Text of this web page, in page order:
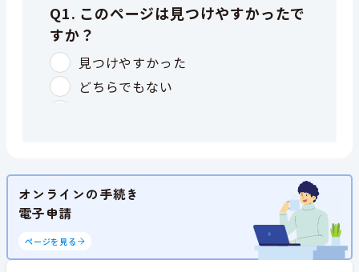
オンラインの手続き
電子申請
ページを見る